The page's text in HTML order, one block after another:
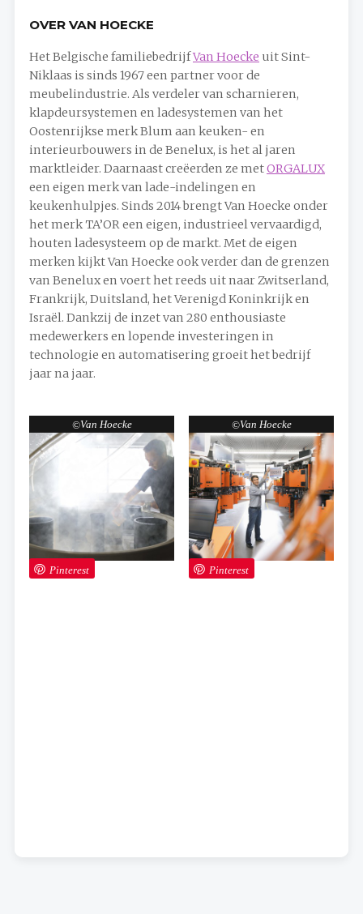
OVER VAN HOECKE
Het Belgische familiebedrijfVan Hoecke uit Sint-
Niklaas is sinds 1967 een partner voor de
meubelindustrie. Als verdeler van scharnieren,
klapdeursystemen en ladesystemen van het
Oostenrijkse merk Blum aan keuken- en
interieurbouwers in de Benelux, is het al jaren
marktleider. Daarnaast creëerden ze metORGALUX
een eigen merk van lade-indelingen en
keukenhulpjes. Sinds 2014 brengt Van Hoecke onder
het merk TA’OR een eigen, industrieel vervaardigd,
houten ladesysteem op de markt. Met de eigen
merken kijkt Van Hoecke ook verder dan de grenzen
van Benelux en voert het reeds uit naar Zwitserland,
Frankrijk, Duitsland, het Verenigd Koninkrijk en
Israël. Dankzij de inzet van 280 enthousiaste
medewerkers en lopende investeringen in
technologie en automatisering groeit het bedrijf
jaar na jaar.
Van Hoecke
Pinterest
Van Hoecke
Pinterest